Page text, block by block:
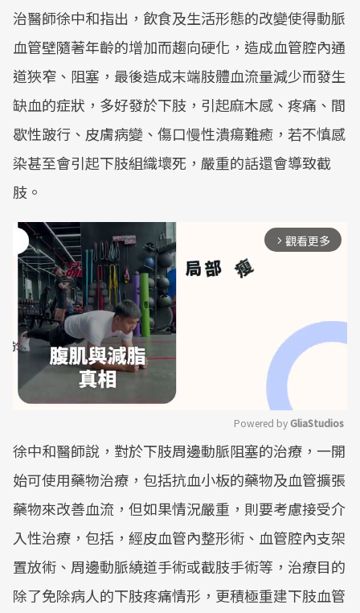
治醫師徐中和指出，飲食及生活形態的改變使得動脈
血管壁隨著年齡的增加而趨向硬化，造成血管腔內通
道狹窄、阻塞，最後造成末端肢體血流量減少而發生
缺血的症狀，多好發於下肢，引起麻木感、疼痛、間
歇性跛行、皮膚病變、傷口慢性潰瘍難癒，若不慎感
染甚至會引起下肢組織壞死，嚴重的話還會導致截
肢。
arrow_forward_ios 觀看更多
Mute
Powered by GliaStudios
徐中和醫師說，對於下肢周邊動脈阻塞的治療，一開
始可使用藥物治療，包括抗血小板的藥物及血管擴張
藥物來改善血流，但如果情況嚴重，則要考慮接受介
入性治療，包括，經皮血管內整形術、血管腔內支架
置放術、周邊動脈繞道手術或截肢手術等，治療目的
除了免除病人的下肢疼痛情形，更積極重建下肢血管